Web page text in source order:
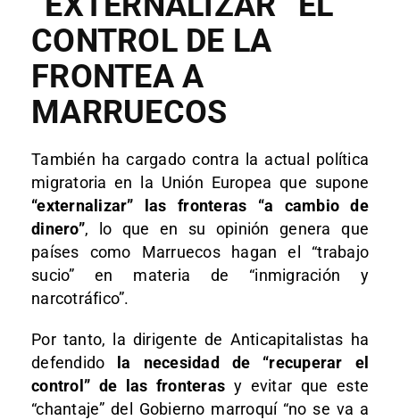
CONTROL DE LA
FRONTEA A
MARRUECOS
También ha cargado contra la actual política
migratoria en la Unión Europea que supone
“externalizar” las fronteras “a cambio de
dinero”, lo que en su opinión genera que
países como Marruecos hagan el “trabajo
sucio” en materia de “inmigración y
narcotráfico”.
Por tanto, la dirigente de Anticapitalistas ha
defendido
la necesidad de “recuperar el
control” de las fronteras y evitar que este
“chantaje” del Gobierno marroquí “no se va a